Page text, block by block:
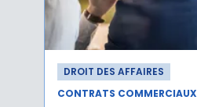
DROIT DES AFFAIRES
CONTRATS COMMERCIAUX